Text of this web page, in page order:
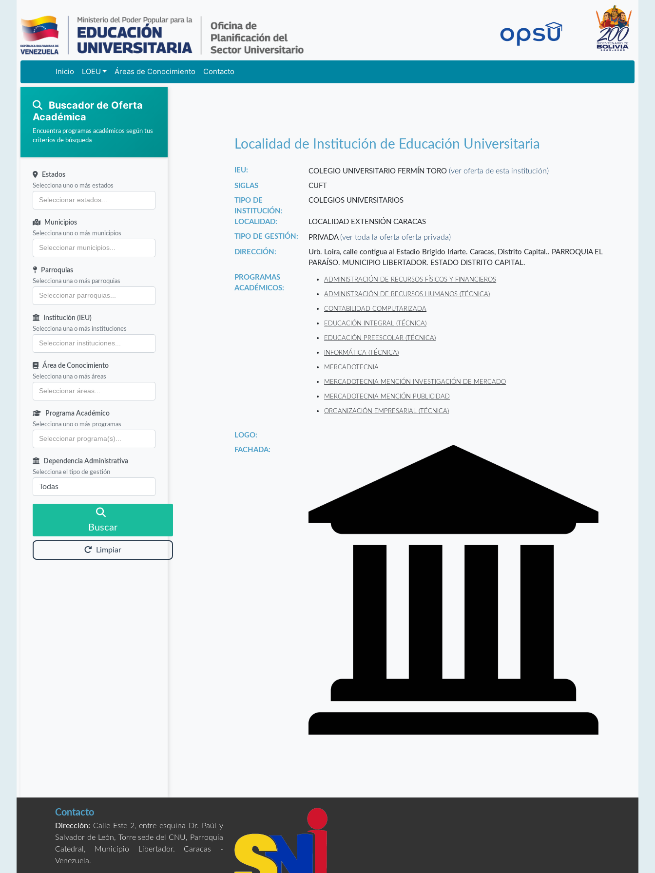
Inicio LOEU Áreas de Conocimiento Contacto
Buscador de Oferta
Académica
Encuentra programas académicos según tus
criterios de búsqueda
Estados
Selecciona uno o más estados
Municipios
Selecciona uno o más municipios
Parroquias
Selecciona una o más parroquias
Institución (IEU)
Selecciona una o más instituciones
Área de Conocimiento
Selecciona una o más áreas
Programa Académico
Selecciona uno o más programas
Dependencia Administrativa
Selecciona el tipo de gestión
Buscar
Limpiar
Localidad de Institución de Educación Universitaria
IEU: COLEGIO UNIVERSITARIO FERMÍN TORO(ver oferta de esta institución)
SIGLAS
CUFT
TIPO DE
INSTITUCIÓN:
COLEGIOS UNIVERSITARIOS
LOCALIDAD:
LOCALIDAD EXTENSIÓN CARACAS
TIPO DE GESTIÓN:
PRIVADA(ver toda la oferta oferta privada)
DIRECCIÓN:
Urb. Loira, calle contigua al Estadio Brígido Iriarte. Caracas, Distrito Capital.. PARROQUIA EL
PARAÍSO. MUNICIPIO LIBERTADOR. ESTADO DISTRITO CAPITAL.
PROGRAMAS
ACADÉMICOS:
ADMINISTRACIÓN DE RECURSOS FÍSICOS Y FINANCIEROS
ADMINISTRACIÓN DE RECURSOS HUMANOS (TÉCNICA)
CONTABILIDAD COMPUTARIZADA
EDUCACIÓN INTEGRAL (TÉCNICA)
EDUCACIÓN PREESCOLAR (TÉCNICA)
INFORMÁTICA (TÉCNICA)
MERCADOTECNIA
MERCADOTECNIA MENCIÓN INVESTIGACIÓN DE MERCADO
MERCADOTECNIA MENCIÓN PUBLICIDAD
ORGANIZACIÓN EMPRESARIAL (TÉCNICA)
LOGO:
FACHADA:
Contacto
Dirección: Calle Este 2, entre esquina Dr. Paúl y
Salvador de León, Torre sede del CNU, Parroquia
Catedral, Municipio Libertador. Caracas -
Venezuela.